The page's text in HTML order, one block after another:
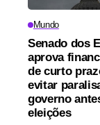
Mundo
Senado dos
aprova
de curto
evitar
governo
eleições